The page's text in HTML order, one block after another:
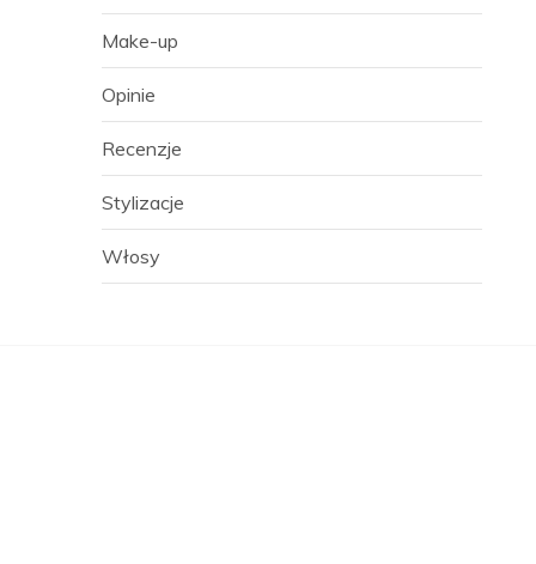
Make-up
Opinie
Recenzje
Stylizacje
Włosy